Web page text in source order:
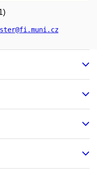
@fi.muni.cz